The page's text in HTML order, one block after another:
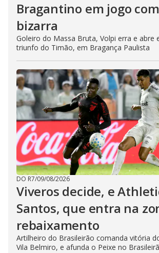
Bragantino em jogo
bizarra
Goleiro do Massa Bruta, Volpi erra e abre
triunfo do Timão, em Bragança Paulista
DO R7/09/08/2026
Viveros decide, e
Santos, que entra na
rebaixamento
Artilheiro do Brasileirão comanda vitória
Vila Belmiro, e afunda o Peixe no